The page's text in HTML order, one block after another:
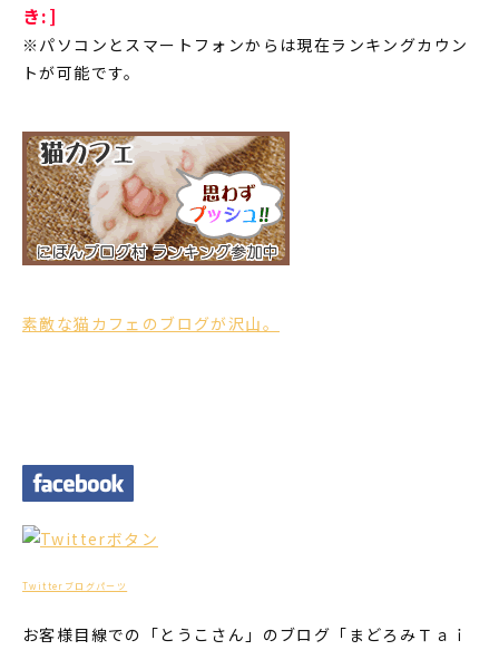
き:]
※パソコンとスマートフォンからは現在ランキングカウン
トが可能です。
素敵な猫カフェのブログが沢山。
Twitterブログパーツ
お客様目線での「とうこさん」のブログ「まどろみＴａｉ